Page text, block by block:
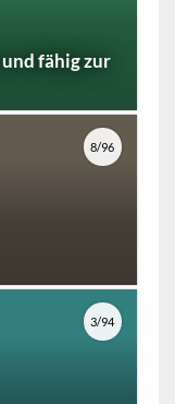
fähig zur
8/96
3/94